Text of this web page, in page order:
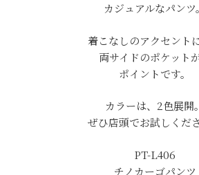
カジュアルなパンツ。
着こなしのアクセント
両サイドのポケットが
ポイントです。
カラーは、2色展開。
ぜひ店頭でお試しくださ
PT-L406
チノカーゴパンツ